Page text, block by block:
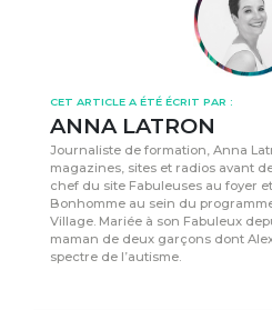
CET ARTICLE A ÉTÉ ÉCRIT PAR :
ANNA LATRON
Journaliste de formation, Anna
magazines, sites et radios avant
chef du site Fabuleuses au foyer
Bonhomme au sein du
Village. Mariée à son Fabuleux
maman de deux garçons dont
spectre de l’autisme.